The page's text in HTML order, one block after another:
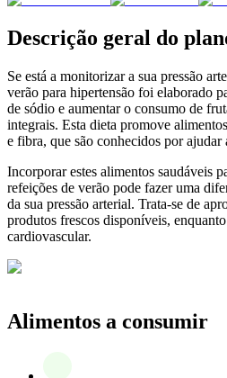
Descrição geral do
Se está a monitorizar a sua pressão
verão para hipertensão foi elaborado
de sódio e aumentar o consumo de
integrais. Esta dieta promove
e fibra, que são conhecidos por ajudar
Incorporar estes alimentos saudáveis
refeições de verão pode fazer uma
da sua pressão arterial. Trata-se de
produtos frescos disponíveis,
cardiovascular.
Alimentos a consumir